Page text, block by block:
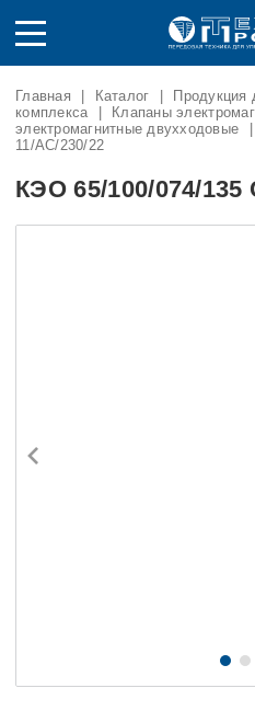
Главная Каталог
Продукция
комплекса
Клапаны
электромагнитные двухходовые
11/AC/230/22
КЭО 65/100/074/135